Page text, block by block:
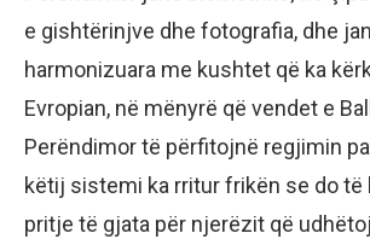
e gishtërinjve dhe fotografia, dhe
harmonizuara me kushtet që ka
Evropian, në mënyrë që vendet e
Perëndimor të përfitojnë regjimin
këtij sistemi ka rritur frikën se do të
pritje të gjata për njerëzit që